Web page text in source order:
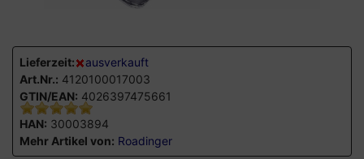
Lieferzeit:
ausverkauft
Art.Nr.: 4120100017003
GTIN/EAN: 4026397475661
HAN: 30003894
Mehr Artikel von: Roadinger